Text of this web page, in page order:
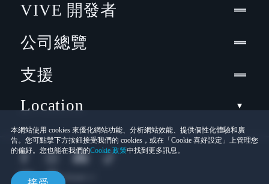
本網站使用 cookies 來優化網站功能、分析網站效能、提供個性化體驗和廣
告。您可點擊下方按鈕接受我們的 cookies，或在「Cookie 喜好設定」上管理您
的偏好。您也能在我們的Cookie 政策中找到更多訊息。
VIVE 開發者
公司總覽
支援
Location